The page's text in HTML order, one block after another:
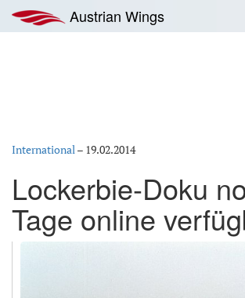
Inhalt
springen
Austrian Wings
International– 19.02.2014
Lockerbie-Doku
Tage online